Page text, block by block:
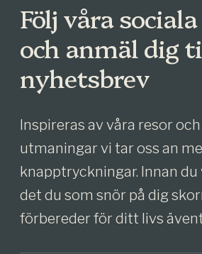
Följ våra
och anmäl dig
nyhetsbrev
Inspireras av våra resor
utmaningar vi tar oss an
knapptryckningar. Innan
det du som snör på dig
förbereder för ditt livs